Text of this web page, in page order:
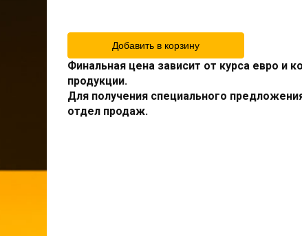
Добавить в корзину
Финальная цена зависит от курса евро и
продукции.
Для получения специального
отдел продаж.